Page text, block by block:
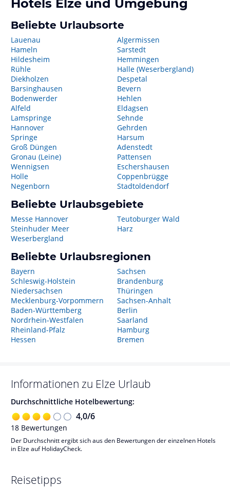
Hotels Elze und Umgebung
Beliebte Urlaubsorte
Lauenau
Hameln
Hildesheim
Rühle
Diekholzen
Barsinghausen
Bodenwerder
Alfeld
Lamspringe
Hannover
Springe
Groß Düngen
Gronau (Leine)
Wennigsen
Holle
Negenborn
Algermissen
Sarstedt
Hemmingen
Halle (Weserbergland)
Despetal
Bevern
Hehlen
Eldagsen
Sehnde
Gehrden
Harsum
Adenstedt
Pattensen
Eschershausen
Coppenbrügge
Stadtoldendorf
Beliebte Urlaubsgebiete
Messe Hannover
Steinhuder Meer
Weserbergland
Teutoburger Wald
Harz
Beliebte Urlaubsregionen
Bayern
Schleswig-Holstein
Niedersachsen
Mecklenburg-Vorpommern
Baden-Württemberg
Nordrhein-Westfalen
Rheinland-Pfalz
Hessen
Sachsen
Brandenburg
Thüringen
Sachsen-Anhalt
Berlin
Saarland
Hamburg
Bremen
Informationen zu Elze Urlaub
Durchschnittliche Hotelbewertung:
4,0/6
18 Bewertungen
Der Durchschnitt ergibt sich aus den Bewertungen der einzelnen Hotels
in Elze auf HolidayCheck.
Reisetipps